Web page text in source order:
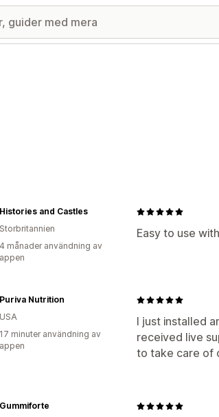
Easy to use
Histories and Castles
Storbritannien
4 månader användning av
appen
I just installed
received live
to take care of
Puriva Nutrition
USA
17 minuter användning av
appen
Gummiforte